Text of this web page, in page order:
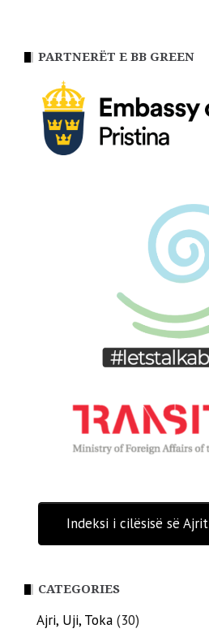
PARTNERËT E BB GREEN
Indeksi i cilësisë së
CATEGORIES
Ajri, Uji, Toka (30)